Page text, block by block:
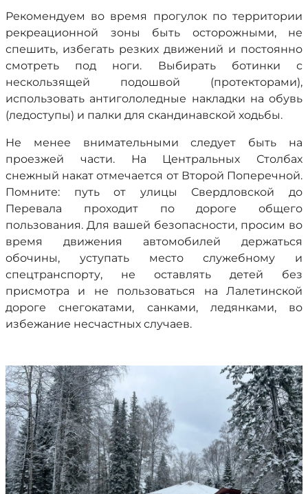
Рекомендуем во время прогулок по территории
рекреационной зоны быть осторожными, не
спешить, избегать резких движений и постоянно
смотреть под ноги. Выбирать ботинки с
нескользящей подошвой (протекторами),
использовать антигололедные накладки на обувь
(ледоступы) и палки для скандинавской ходьбы.
Не менее внимательными следует быть на
проезжей части. На Центральных Столбах
снежный накат отмечается от Второй Поперечной.
Помните: путь от улицы Свердловской до
Перевала проходит по дороге общего
пользования. Для вашей безопасности, просим во
время движения автомобилей держаться
обочины, уступать место служебному и
спецтранспорту, не оставлять детей без
присмотра и не пользоваться на Лалетинской
дороге снегокатами, санками, ледянками, во
избежание несчастных случаев.